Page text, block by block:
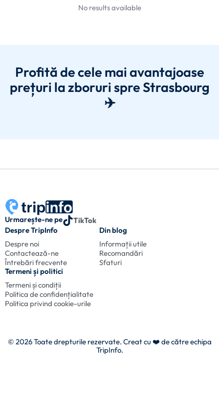
No results available
Profită de cele mai avantajoase
prețuri la zboruri spre Strasbourg
✈️
Urmarește-ne pe
TikTok
Despre TripInfo
Despre noi
Contactează-ne
Întrebări frecvente
Din blog
Informații utile
Recomandări
Sfaturi
Termeni și politici
Termeni și condiții
Politica de confidențialitate
Politica privind cookie-urile
© 2026 Toate drepturile rezervate. Creat cu ❤️ de către echipa
TripInfo.